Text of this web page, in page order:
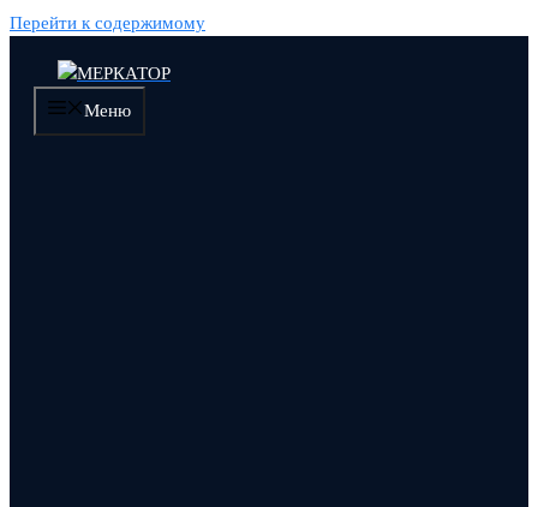
Перейти к содержимому
Меню